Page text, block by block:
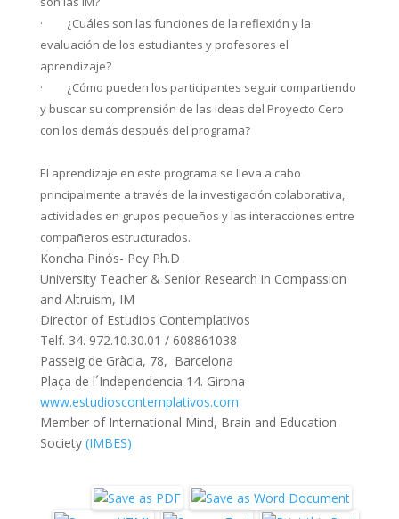
· ¿Cuáles son las funciones de la reflexión y la
evaluación de los estudiantes y profesores el
aprendizaje?
· ¿Cómo pueden los participantes seguir compartiendo
y buscar su comprensión de las ideas del Proyecto Cero
con los demás después del programa?
El aprendizaje en este programa se lleva a cabo
principalmente a través de la investigación colaborativa,
actividades en grupos pequeños y las interacciones entre
compañeros estructurados.
Koncha Pinós- Pey Ph.D
University Teacher & Senior Research in Compassion
and Altruism, IM
Director of Estudios Contemplativos
Telf. 34. 972.10.30.01 / 608861038
Passeig de Gràcia, 78, Barcelona
Plaça de l´Independencia 14. Girona
www.estudioscontemplativos.com
Member of International Mind, Brain and Education
Society (IMBES)